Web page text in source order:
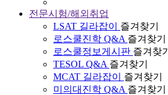
전문시험/해외취업
LSAT 길라잡이
즐겨찾기
로스쿨진학 Q&A 즐겨찾기
로스쿨정보게시판 즐겨찾기
TESOL Q&A 즐겨찾기
MCAT 길라잡이
즐겨찾기
미의대진학 Q&A 즐겨찾기